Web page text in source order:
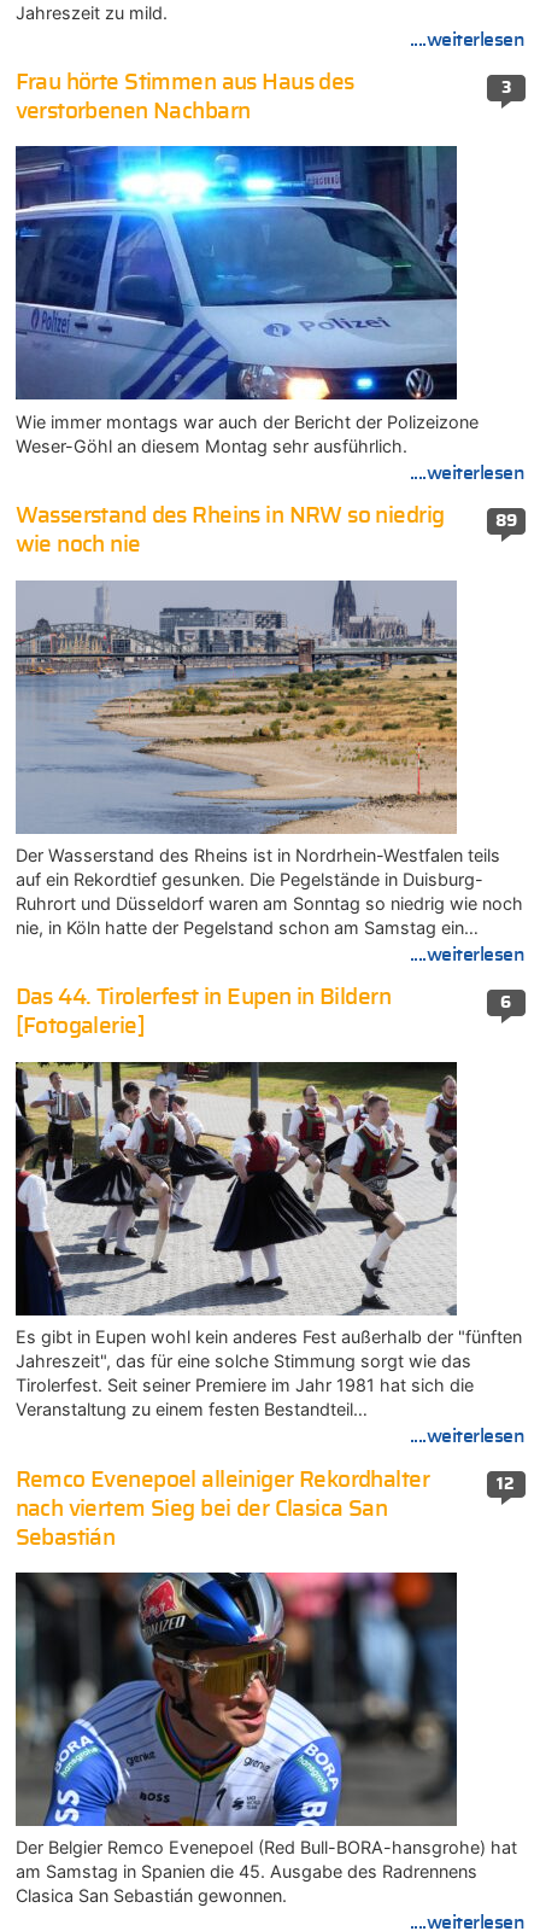
Jahreszeit zu mild.
....weiterlesen
3
Frau hörte Stimmen aus Haus des
verstorbenen Nachbarn
Wie immer montags war auch der Bericht der Polizeizone
Weser-Göhl an diesem Montag sehr ausführlich.
....weiterlesen
89
Wasserstand des Rheins in NRW so niedrig
wie noch nie
Der Wasserstand des Rheins ist in Nordrhein-Westfalen teils
auf ein Rekordtief gesunken. Die Pegelstände in Duisburg-
Ruhrort und Düsseldorf waren am Sonntag so niedrig wie noch
nie, in Köln hatte der Pegelstand schon am Samstag ein…
....weiterlesen
6
Das 44. Tirolerfest in Eupen in Bildern
[Fotogalerie]
Es gibt in Eupen wohl kein anderes Fest außerhalb der "fünften
Jahreszeit", das für eine solche Stimmung sorgt wie das
Tirolerfest. Seit seiner Premiere im Jahr 1981 hat sich die
Veranstaltung zu einem festen Bestandteil…
....weiterlesen
12
Remco Evenepoel alleiniger Rekordhalter
nach viertem Sieg bei der Clasica San
Sebastián
Der Belgier Remco Evenepoel (Red Bull-BORA-hansgrohe) hat
am Samstag in Spanien die 45. Ausgabe des Radrennens
Clasica San Sebastián gewonnen.
....weiterlesen